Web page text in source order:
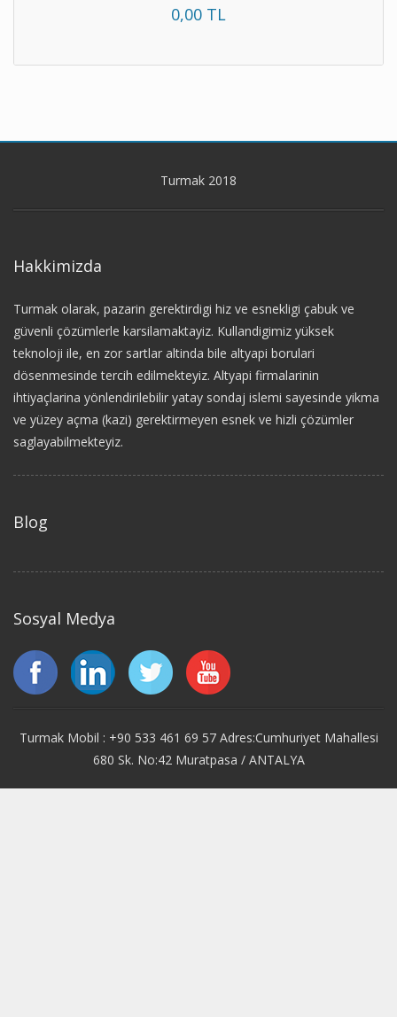
0,00 TL
Turmak 2018
Hakkimizda
Turmak olarak, pazarin gerektirdigi hiz ve esnekligi çabuk ve
güvenli çözümlerle karsilamaktayiz. Kullandigimiz yüksek
teknoloji ile, en zor sartlar altinda bile altyapi borulari
dösenmesinde tercih edilmekteyiz. Altyapi firmalarinin
ihtiyaçlarina yönlendirilebilir yatay sondaj islemi sayesinde yikma
ve yüzey açma (kazi) gerektirmeyen esnek ve hizli çözümler
saglayabilmekteyiz.
Blog
Sosyal Medya
Turmak Mobil : +90 533 461 69 57 Adres:Cumhuriyet Mahallesi
680 Sk. No:42 Muratpasa / ANTALYA